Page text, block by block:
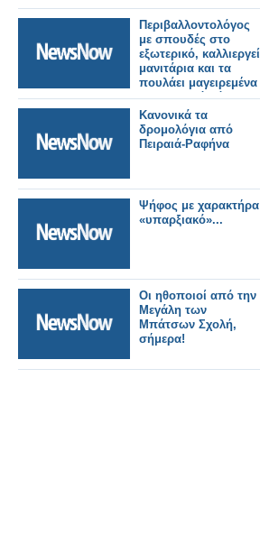
Περιβαλλοντολόγος
με σπουδές στο
εξωτερικό, καλλιεργεί
μανιτάρια και τα
πουλάει μαγειρεμένα
στο εστιατόριό του!
Κανονικά τα
δρομολόγια από
Πειραιά-Ραφήνα
Ψήφος με χαρακτήρα
«υπαρξιακό»...
Οι ηθοποιοί από την
Μεγάλη των
Μπάτσων Σχολή,
σήμερα!